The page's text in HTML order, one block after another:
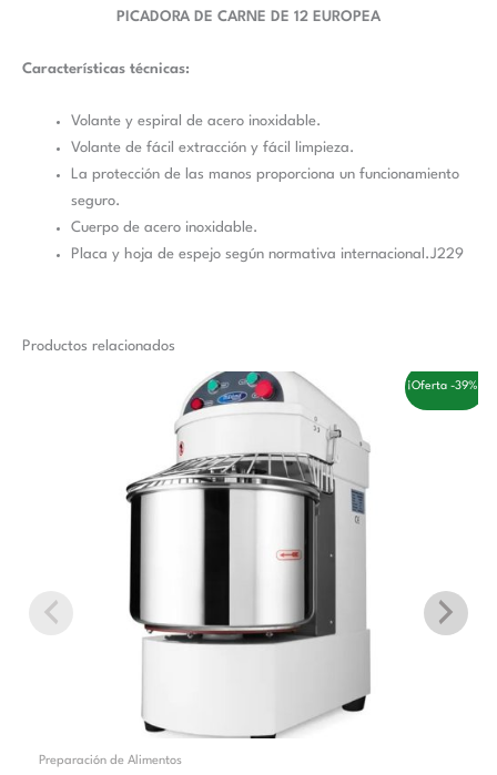
PICADORA DE CARNE DE 12 EUROPEA
Características técnicas:
Volante y espiral de acero inoxidable.
Volante de fácil extracción y fácil limpieza.
La protección de las manos proporciona un funcionamiento
seguro.
Cuerpo de acero inoxidable.
Placa y hoja de espejo según normativa internacional.J229
Productos relacionados
¡Oferta -39%!
Preparación de Alimentos
1.433,00 €.
precio
actual
es:
881,00 €.